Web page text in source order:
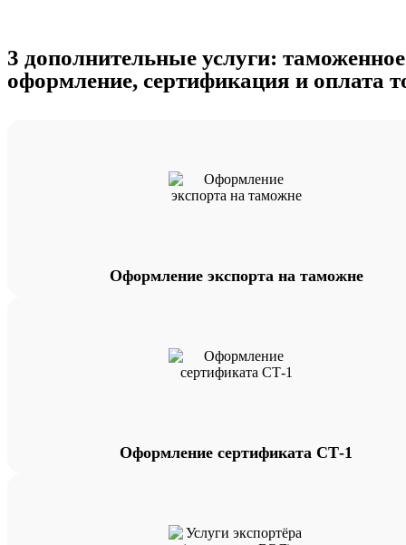
3 дополнительные услуги: таможенное
оформление, сертификация и оплата
Оформление экспорта на таможне
Оформление сертификата СТ-1